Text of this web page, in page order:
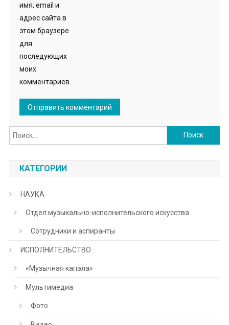
имя, email и
адрес сайта в
этом браузере
для
последующих
моих
комментариев.
Найти:
КАТЕГОРИИ
НАУКА
Отдел музыкально-исполнительского искусства
Сотрудники и аспиранты
ИСПОЛНИТЕЛЬСТВО
«Музычная капэла»
Мультимедиа
Фото